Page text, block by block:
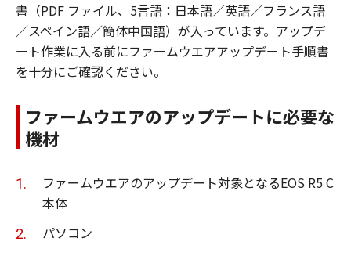
書（PDF ファイル、5言語：日本語／英語／フランス語
／スペイン語／簡体中国語）が入っています。アップデ
ート作業に入る前にファームウエアアップデート手順書
を十分にご確認ください。
ファームウエアのアップデートに必要な
機材
ファームウエアのアップデート対象となるEOS R5 C
本体
パソコン